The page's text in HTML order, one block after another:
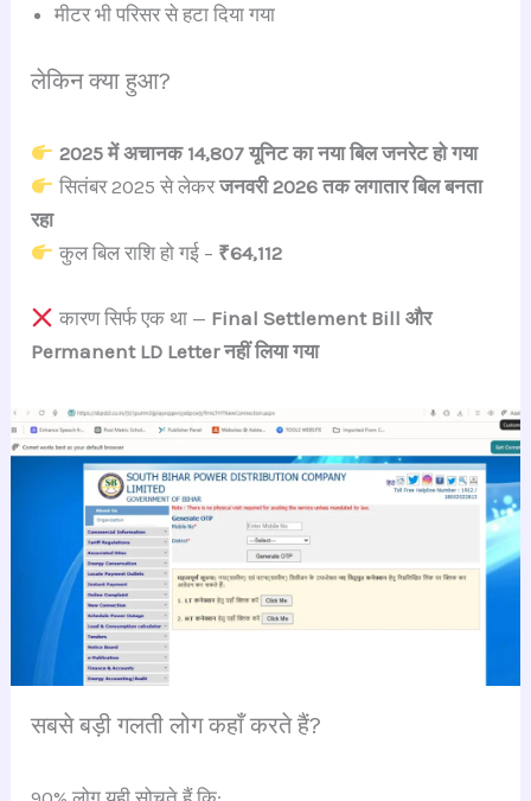
मीटर भी परिसर से हटा दिया गया
लेकिन क्या हुआ?
2025 में अचानक 14,807 यूनिट का नया बिल जनरेट हो गया
सितंबर 2025 से लेकरजनवरी 2026 तक लगातार बिल बनता
रहा
कुल बिल राशि हो गई – ₹64,112
कारण सिर्फ एक था — Final Settlement Bill और
Permanent LD Letter नहीं लिया गया
सबसे बड़ी गलती लोग कहाँ करते हैं?